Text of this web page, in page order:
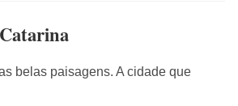
belas paisagens. A cidade que